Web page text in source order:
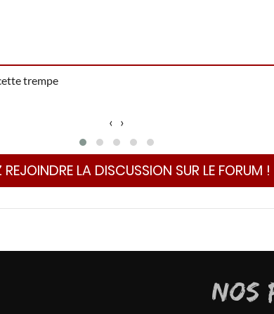
trempe
‹ ›
REJOINDRE LA DISCUSSION SUR LE FORUM !
NOS